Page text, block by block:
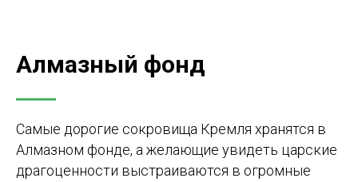
Алмазный фонд
Самые дорогие сокровища Кремля хранятся в
Алмазном фонде, а желающие увидеть царские
драгоценности выстраиваются в огромные